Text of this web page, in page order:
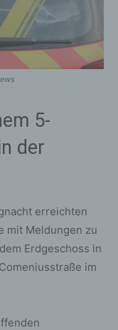
5-
der
erreichten
mit Meldungen zu
Erdgeschoss in
im